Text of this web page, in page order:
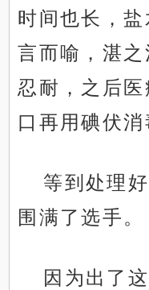
时间也长，
言而喻，湛
忍耐，之后
口再用碘伏消
等到处理
围满了选手。
因为出了